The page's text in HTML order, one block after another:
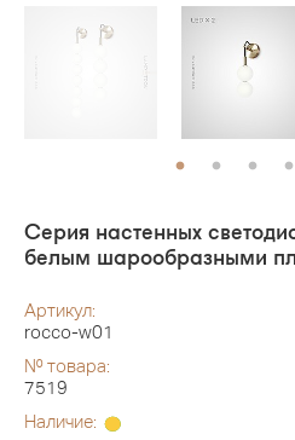
Серия настенных
белым шарообразными
Артикул:
rocco-w01
№ товара:
7519
Наличие: